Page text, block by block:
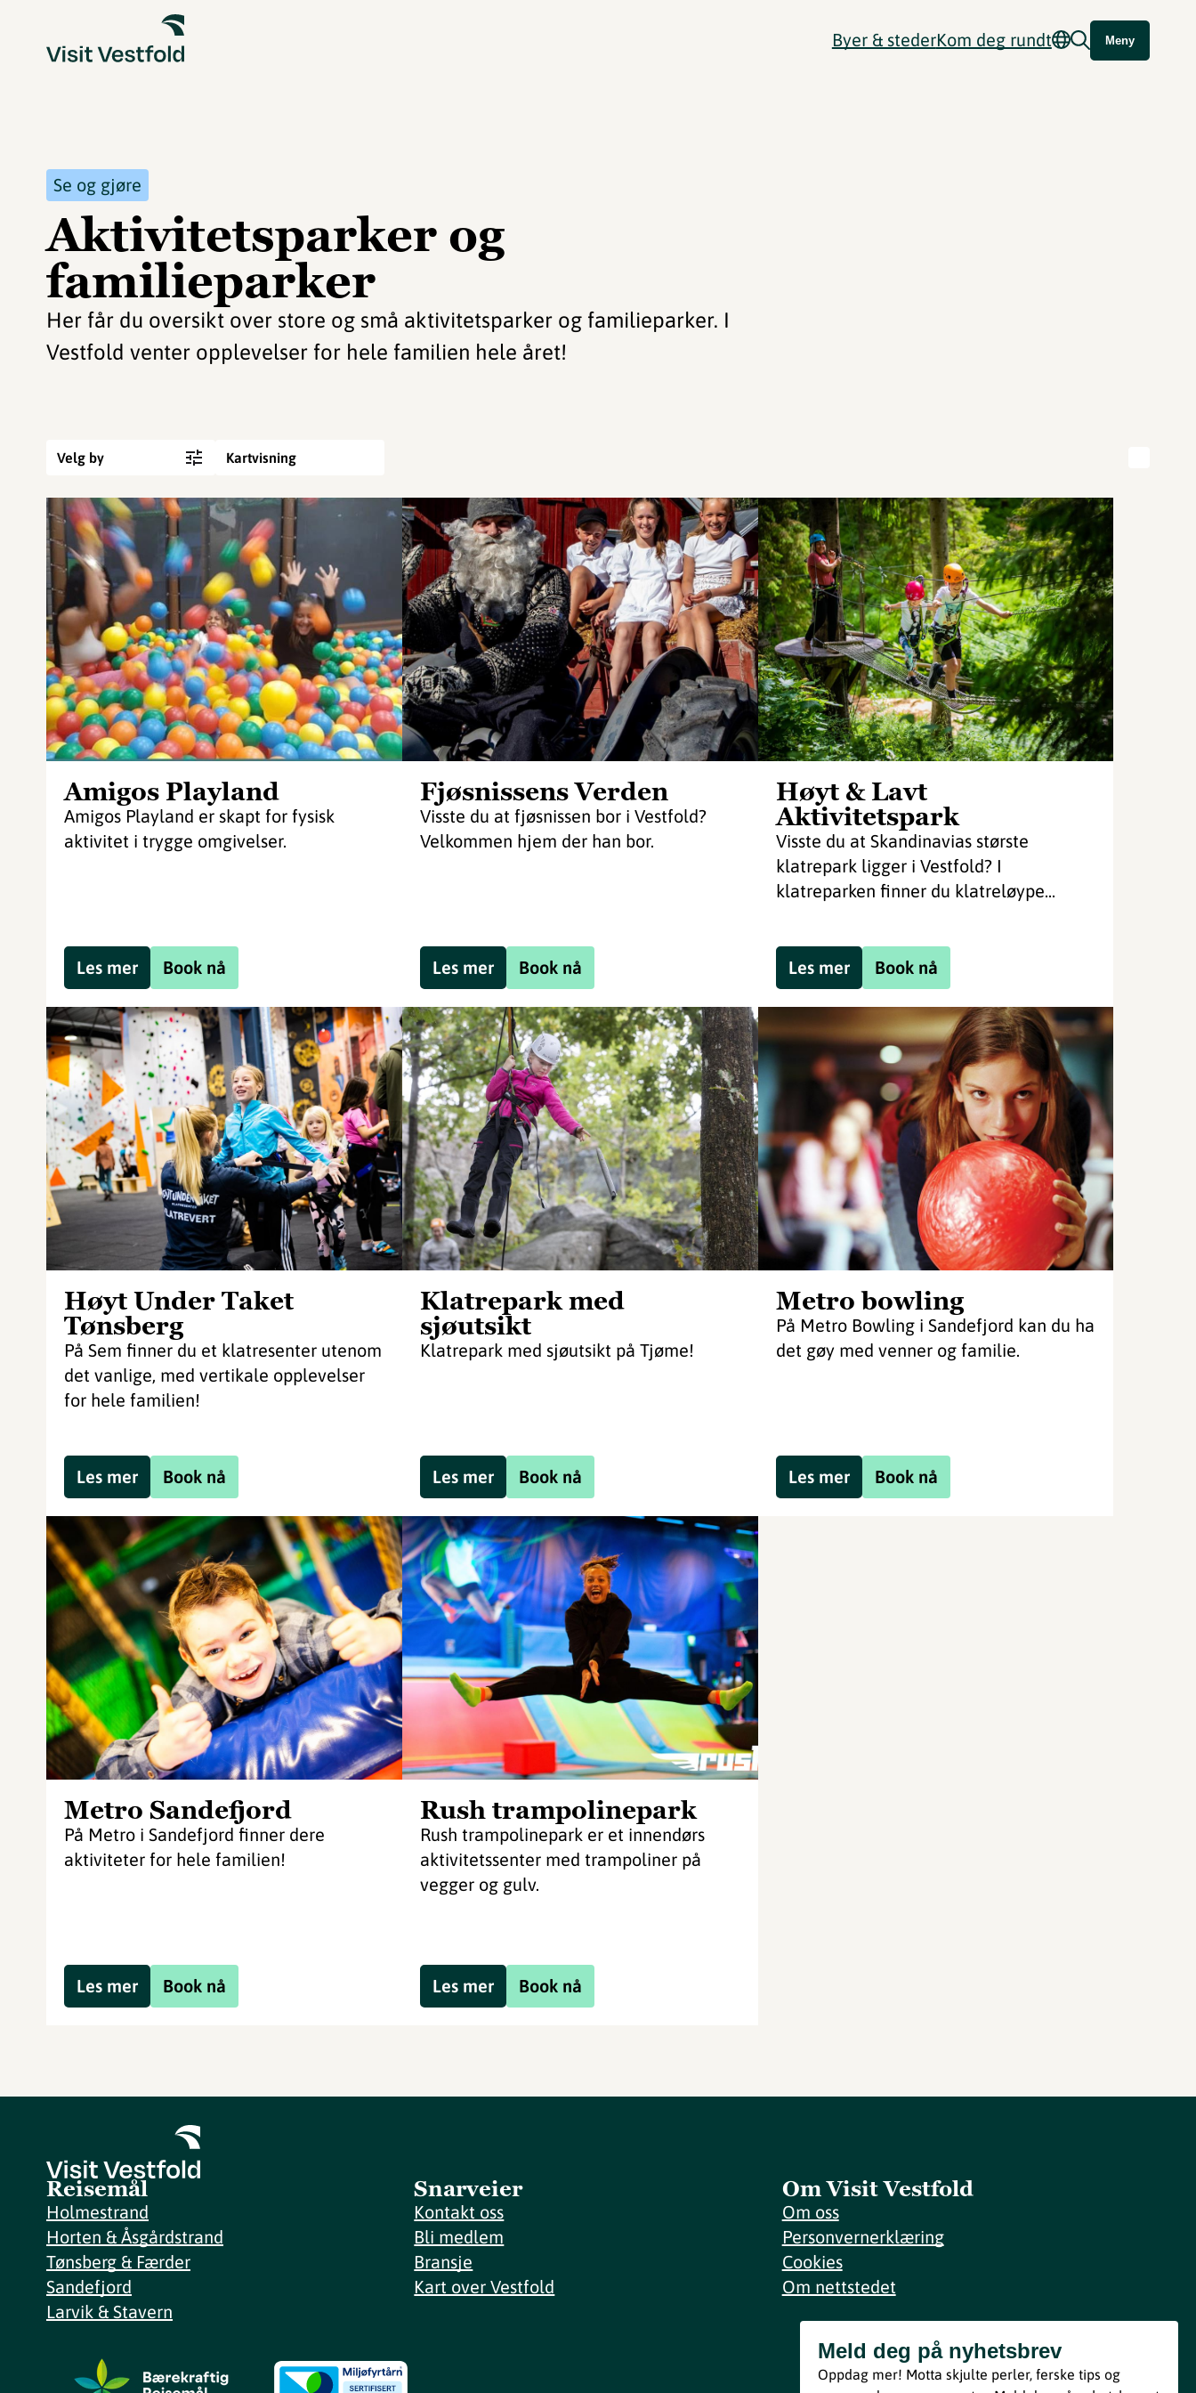
Byer & stederKom deg rundt Meny
Se og gjøre
Aktivitetsparker og
familieparker
Her får du oversikt over store og små aktivitetsparker og familieparker. I
Vestfold venter opplevelser for hele familien hele året!
Velg by Kartvisning
Amigos Playland
Amigos Playland er skapt for fysisk
aktivitet i trygge omgivelser.
Book nå
Les mer
Fjøsnissens Verden
Visste du at fjøsnissen bor i Vestfold?
Velkommen hjem der han bor.
Book nå
Les mer
Høyt & Lavt
Aktivitetspark
Visste du at Skandinavias største
klatrepark ligger i Vestfold? I
klatreparken finner du klatreløype...
Book nå
Les mer
Høyt Under Taket
Tønsberg
På Sem finner du et klatresenter utenom
det vanlige, med vertikale opplevelser
for hele familien!
Book nå
Les mer
Klatrepark med
sjøutsikt
Klatrepark med sjøutsikt på Tjøme!
Book nå
Les mer
Metro bowling
På Metro Bowling i Sandefjord kan du ha
det gøy med venner og familie.
Book nå
Les mer
Metro Sandefjord
På Metro i Sandefjord finner dere
aktiviteter for hele familien!
Book nå
Les mer
Rush trampolinepark
Rush trampolinepark er et innendørs
aktivitetssenter med trampoliner på
vegger og gulv.
Book nå
Les mer
Reisemål
Holmestrand
Horten & Åsgårdstrand
Tønsberg & Færder
Sandefjord
Larvik & Stavern
Snarveier
Kontakt oss
Bli medlem
Bransje
Kart over Vestfold
Om Visit Vestfold
Om oss
Personvernerklæring
Cookies
Om nettstedet
Meld deg på nyhetsbrev
Bli med
Meld deg på nyhetsbrev
Oppdag mer! Motta skjulte perler, ferske tips og